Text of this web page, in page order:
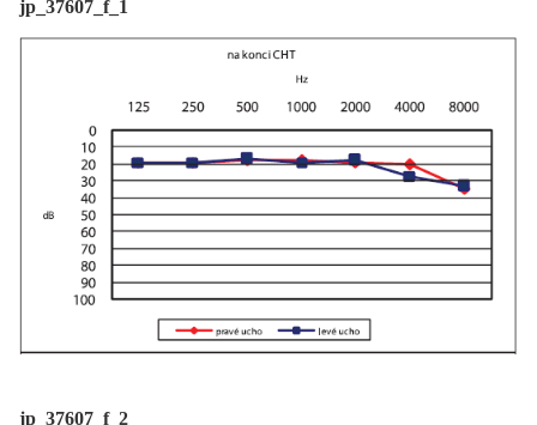
jp_37607_f_1
jp_37607_f_2